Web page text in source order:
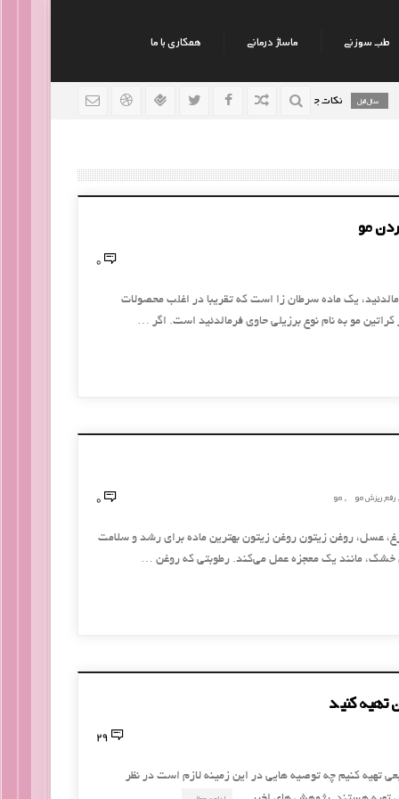
طب سوزنی ماساژ درمانی همکاری با ما
نکات جالب روانشناسی رژیم افراد سوداوی
مو
0
یک ماده سرطان زا است که تقریبا در اغلب محصولات
مو به نام نوع برزیلی حاوی فرمالدئید است. اگر …
,رفع ریزش مو ,مو 0
طبیعی 1-ماسک تخم مرغ، عسل، روغن زیتون روغن زیتون بهترین ماده برای رشد و سلامت
خشک، مانند یک معجزه عمل می‌کند. رطوبتی که روغن …
تهیه کنید
29
تهیه کنیم چه توصیه هایی در این زمینه لازم است در نظر